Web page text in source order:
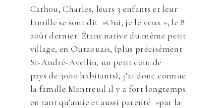
Cathou, Charles, leurs 3 enfants et leur
famille se sont dit »Oui, je le veux », le 8
août dernier. Étant native du même petit
village, en Outaouais, (plus précisément
St-André-Avellin, un petit coin de
pays de 3000 habitants), j’ai donc connue
la famille Montreuil il y a fort longtemps
en tant qu’amie et aussi parenté »par la